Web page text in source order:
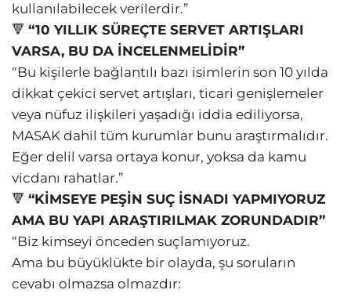
kullanılabilecek verilerdir.”
🔻 “10 YILLIK SÜREÇTE SERVET ARTIŞLARI
VARSA, BU DA İNCELENMELİDİR”
“Bu kişilerle bağlantılı bazı isimlerin son 10 yılda
dikkat çekici servet artışları, ticari genişlemeler
veya nüfuz ilişkileri yaşadığı iddia ediliyorsa,
MASAK dahil tüm kurumlar bunu araştırmalıdır.
Eğer delil varsa ortaya konur, yoksa da kamu
vicdanı rahatlar.”
🔻 “KİMSEYE PEŞİN SUÇ İSNADI YAPMIYORUZ
AMA BU YAPI ARAŞTIRILMAK ZORUNDADIR”
“Biz kimseyi önceden suçlamıyoruz.
Ama bu büyüklükte bir olayda, şu soruların
cevabı olmazsa olmazdır: